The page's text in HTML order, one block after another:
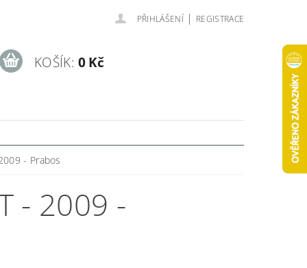
PŘIHLÁŠENÍ | REGISTRACE
KOŠÍK: 0 Kč
- Prabos
- 2009 -